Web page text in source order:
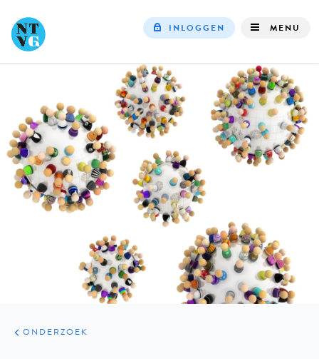
navigation
INLOGGEN MENU
ARTIKELEN
ONDERZOEK
ONDERZOEK